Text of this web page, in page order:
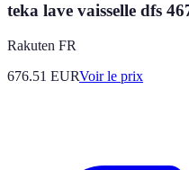
teka lave vaisselle dfs
Rakuten FR
676.51 EURVoir le prix